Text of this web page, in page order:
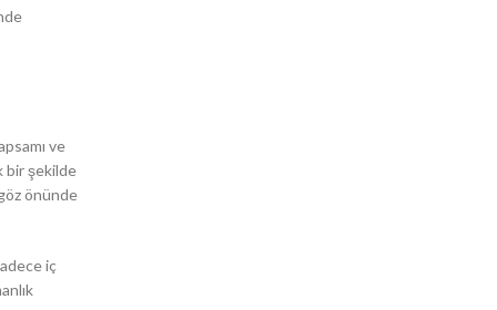
ve
bir şekilde
önünde
iç